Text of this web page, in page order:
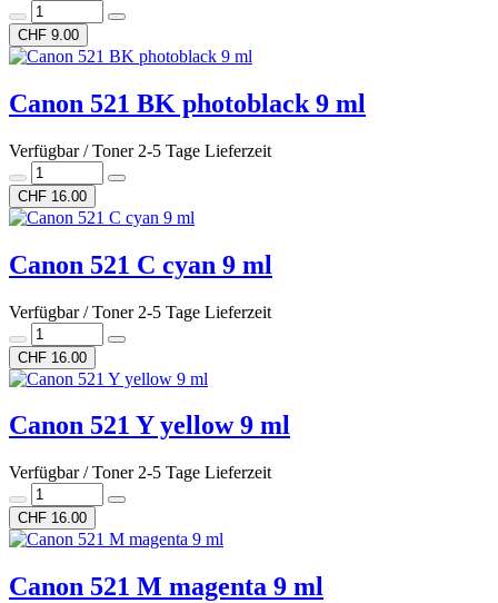
CHF 9.00
Canon 521 BK photoblack 9 ml
Verfügbar / Toner 2-5 Tage Lieferzeit
CHF 16.00
Canon 521 C cyan 9 ml
Verfügbar / Toner 2-5 Tage Lieferzeit
CHF 16.00
Canon 521 Y yellow 9 ml
Verfügbar / Toner 2-5 Tage Lieferzeit
CHF 16.00
Canon 521 M magenta 9 ml